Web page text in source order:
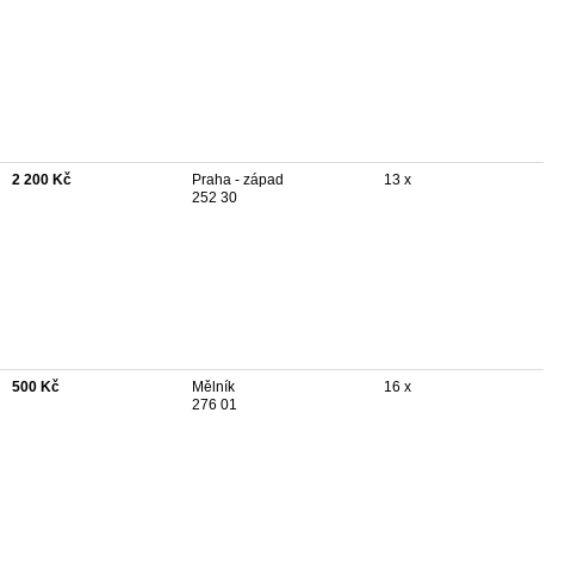
2 200 Kč
Praha - západ
252 30
13 x
500 Kč
Mělník
276 01
16 x